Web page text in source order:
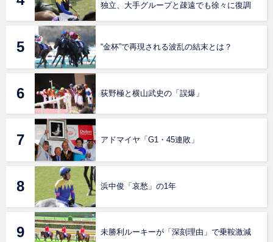
独立、大手グループと疎遠でも徐々に復調
“金杯”で再現される波乱の結末とは？
荻野極と横山武史の「誤爆」
アドマイヤ「G1・45連敗」
浜中俊「哀愁」の1年
未勝利ルーキーが「深刻理由」で乗鞍激減